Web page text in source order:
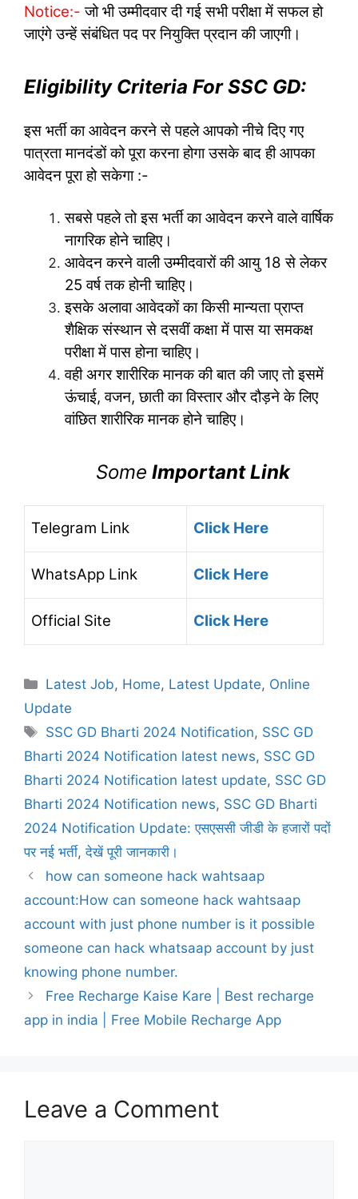
Notice:- जो भी उम्मीदवार दी गई सभी परीक्षा में सफल हो
जाएंगे उन्हें संबंधित पद पर नियुक्ति प्रदान की जाएगी।
Eligibility Criteria For SSC GD:
इस भर्ती का आवेदन करने से पहले आपको नीचे दिए गए
पात्रता मानदंडों को पूरा करना होगा उसके बाद ही आपका
आवेदन पूरा हो सकेगा :-
सबसे पहले तो इस भर्ती का आवेदन करने वाले वार्षिक
नागरिक होने चाहिए।
आवेदन करने वाली उम्मीदवारों की आयु 18 से लेकर
25 वर्ष तक होनी चाहिए।
इसके अलावा आवेदकों का किसी मान्यता प्राप्त
शैक्षिक संस्थान से दसवीं कक्षा में पास या समकक्ष
परीक्षा में पास होना चाहिए।
वही अगर शारीरिक मानक की बात की जाए तो इसमें
ऊंचाई, वजन, छाती का विस्तार और दौड़ने के लिए
वांछित शारीरिक मानक होने चाहिए।
Some Important Link
Telegram Link Click Here
WhatsApp Link Click Here
Official Site Click Here
Latest Job, Home, Latest Update, Online
Update
SSC GD Bharti 2024 Notification, SSC GD
Bharti 2024 Notification latest news, SSC GD
Bharti 2024 Notification latest update, SSC GD
Bharti 2024 Notification news, SSC GD Bharti
2024 Notification Update: एसएससी जीडी के हजारों पदों
पर नई भर्ती,देखें पूरी जानकारी।
how can someone hack wahtsaap
account:How can someone hack wahtsaap
account with just phone number is it possible
someone can hack whatsaap account by just
knowing phone number.
Free Recharge Kaise Kare | Best recharge
app in india | Free Mobile Recharge App
Leave a Comment